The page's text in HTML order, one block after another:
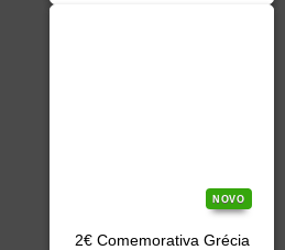
NOVO
2€ Comemorativa Grécia